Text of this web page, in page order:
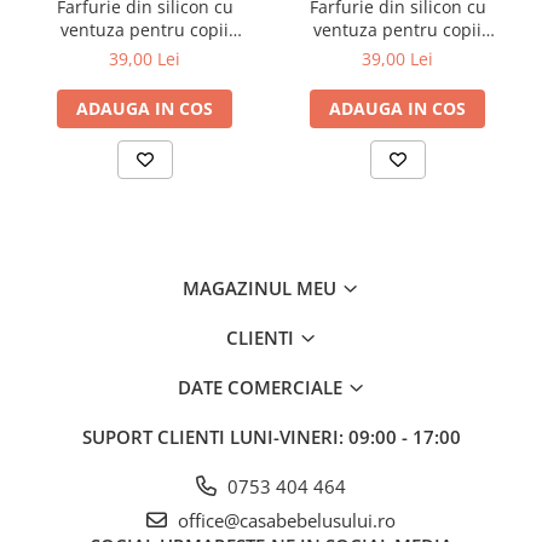
Farfurie din silicon cu
ventuza pentru copii
Babyono albastra 1482/01
39,00 Lei
ADAUGA IN COS
Farfurie din silicon cu
ventuza pentru copii
Babyono roz 1482/02
39,00 Lei
ADAUGA IN COS
MAGAZINUL MEU
CLIENTI
DATE COMERCIALE
SUPORT CLIENTI LUNI-VINERI: 09:00 - 17:00
0753 404 464
office@casabebelusului.ro